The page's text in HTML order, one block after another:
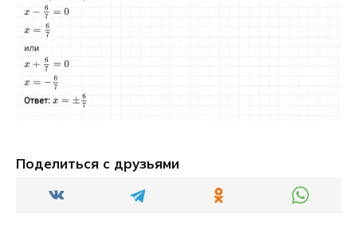
Поделиться с друзьями